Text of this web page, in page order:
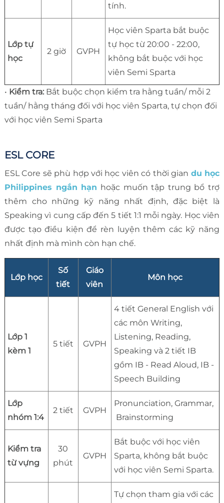
tính.
Lớp tự
học
2 giờ GVPH
Học viên Sparta bắt buộc
tự học từ 20:00 - 22:00,
không bắt buộc với học
viên Semi Sparta
• Kiểm tra:Bắt buộc chọn kiểm tra hằng tuần/ mỗi 2
tuần/ hằng tháng đối với học viên Sparta, tự chọn đối
với học viên Semi Sparta
ESL CORE
ESL Core sẽ phù hợp với học viên có thời gian du học
Philippines ngắn hạn hoặc muốn tập trung bổ trợ
thêm cho những kỹ năng nhất định, đặc biệt là
Speaking vì cung cấp đến 5 tiết 1:1 mỗi ngày. Học viên
được tạo điều kiện để rèn luyện thêm các kỹ năng
nhất định mà mình còn hạn chế.
Lớp học
Số
tiết
Giáo
viên
Môn học
Lớp 1
kèm 1
5 tiết GVPH
4 tiết General English với
các môn Writing,
Listening, Reading,
Speaking và 2 tiết IB
gồm IB - Read Aloud, IB -
Speech Building
Lớp
nhóm 1:4
2 tiết GVPH
Pronunciation, Grammar,
Brainstorming
Kiểm tra
từ vựng
30
phút
GVPH
Bắt buộc với học viên
Sparta, không bắt buộc
với học viên Semi Sparta.
Tự chọn tham gia với các